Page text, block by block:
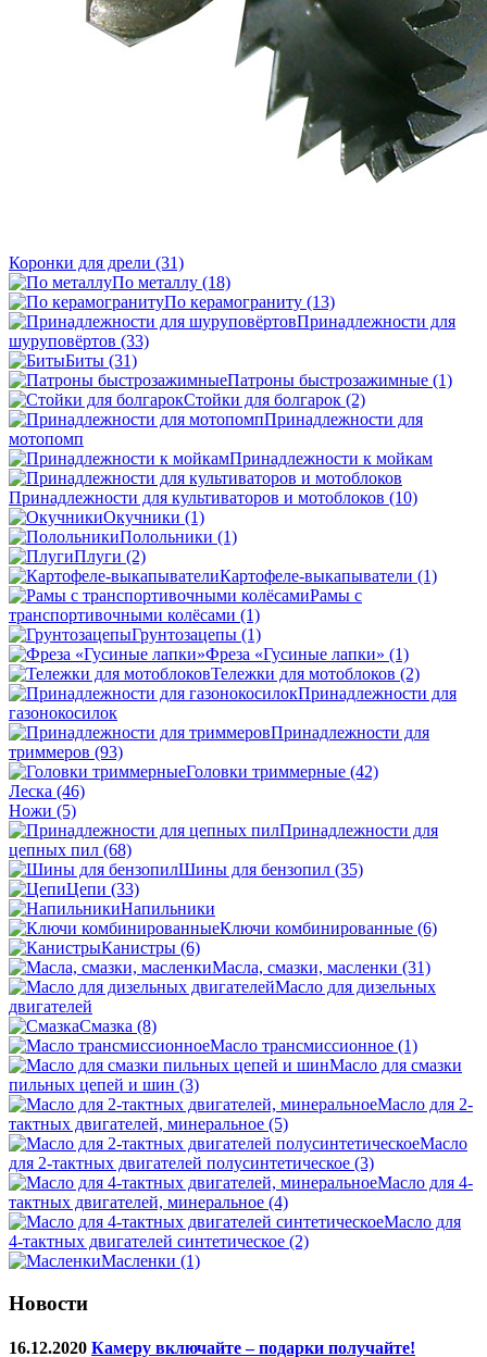
Коронки для дрели (31)
По металлу (18)
По керамограниту (13)
Принадлежности для
шуруповёртов (33)
Биты (31)
Патроны быстрозажимные (1)
Стойки для болгарок (2)
Принадлежности для
мотопомп
Принадлежности к мойкам
Принадлежности для культиваторов и мотоблоков (10)
Окучники (1)
Полольники (1)
Плуги (2)
Картофеле-выкапыватели (1)
Рамы с
транспортивочными колёсами (1)
Грунтозацепы (1)
Фреза «Гусиные лапки» (1)
Тележки для мотоблоков (2)
Принадлежности для
газонокосилок
Принадлежности для
триммеров (93)
Головки триммерные (42)
Леска (46)
Ножи (5)
Принадлежности для
цепных пил (68)
Шины для бензопил (35)
Цепи (33)
Напильники
Ключи комбинированные (6)
Канистры (6)
Масла, смазки, масленки (31)
Масло для дизельных
двигателей
Смазка (8)
Масло трансмиссионное (1)
Масло для смазки
пильных цепей и шин (3)
Масло для 2-
тактных двигателей, минеральное (5)
Масло
для 2-тактных двигателей полусинтетическое (3)
Масло для 4-
тактных двигателей, минеральное (4)
Масло для
4-тактных двигателей синтетическое (2)
Масленки (1)
Новости
16.12.2020 Камеру включайте – подарки получайте!